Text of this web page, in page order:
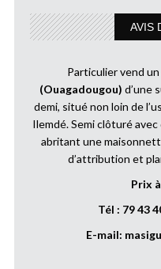
AVIS
Particulier vend
(Ouagadougou) d’une
demi, situé non loin de
Ilemdé. Semi clôturé
abritant une
d’attribution et
Prix
Tél : 79 43
E-mail: